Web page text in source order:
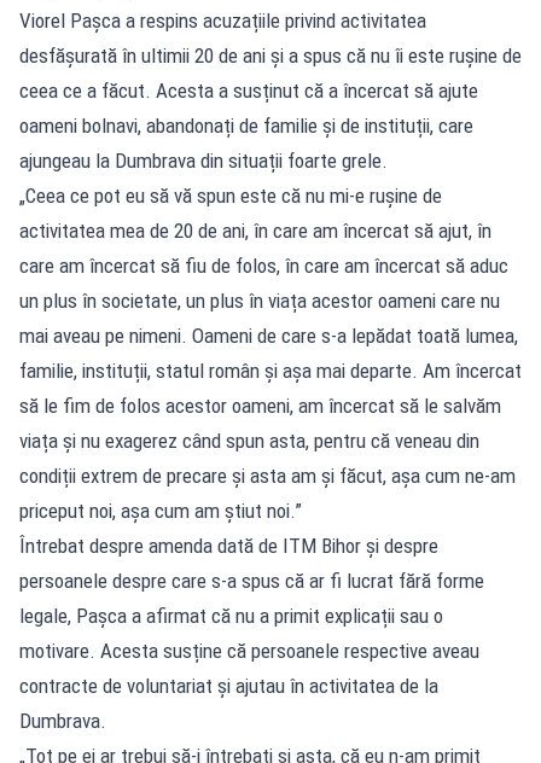
Viorel Pașca a respins acuzațiile privind activitatea
desfășurată în ultimii 20 de ani și a spus că nu îi este rușine de
ceea ce a făcut. Acesta a susținut că a încercat să ajute
oameni bolnavi, abandonați de familie și de instituții, care
ajungeau la Dumbrava din situații foarte grele.
„Ceea ce pot eu să vă spun este că nu mi-e rușine de
activitatea mea de 20 de ani, în care am încercat să ajut, în
care am încercat să fiu de folos, în care am încercat să aduc
un plus în societate, un plus în viața acestor oameni care nu
mai aveau pe nimeni. Oameni de care s-a lepădat toată lumea,
familie, instituții, statul român și așa mai departe. Am încercat
să le fim de folos acestor oameni, am încercat să le salvăm
viața și nu exagerez când spun asta, pentru că veneau din
condiții extrem de precare și asta am și făcut, așa cum ne-am
priceput noi, așa cum am știut noi.”
Întrebat despre amenda dată de ITM Bihor și despre
persoanele despre care s-a spus că ar fi lucrat fără forme
legale, Pașca a afirmat că nu a primit explicații sau o
motivare. Acesta susține că persoanele respective aveau
contracte de voluntariat și ajutau în activitatea de la
Dumbrava.
„Tot pe ei ar trebui să-i întrebați și asta, că eu n-am primit